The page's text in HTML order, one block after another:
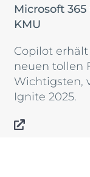
Microsoft
KMU
Copilot
neuen tollen
Wichtigsten,
Ignite 2025.